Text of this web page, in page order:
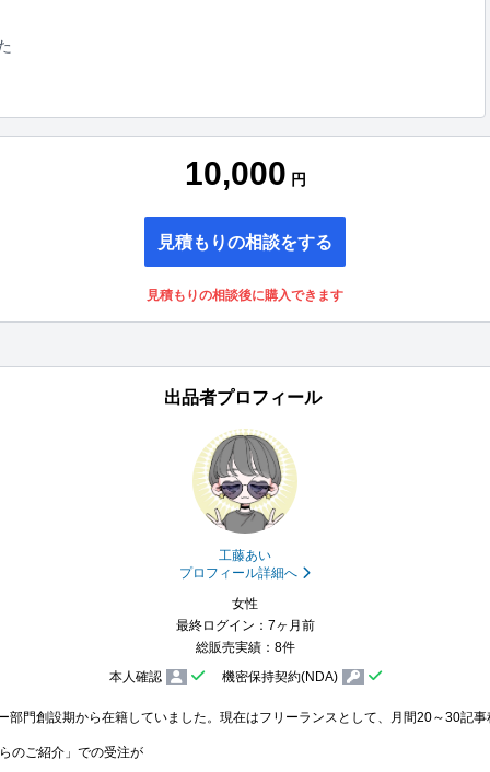
10,000 円
見積もりの相談をする
見積もりの相談後に購入できます
出品者プロフィール
工藤あい
プロフィール詳細へ
女性
最終ログイン：7ヶ月前
総販売実績：8件
本人確認
機密保持契約(NDA)
部門創設期から在籍していました。現在はフリーランスとして、月間20～30記
のご紹介」での受注が